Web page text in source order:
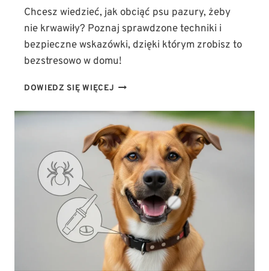
Chcesz wiedzieć, jak obciąć psu pazury, żeby
nie krwawiły? Poznaj sprawdzone techniki i
bezpieczne wskazówki, dzięki którym zrobisz to
bezstresowo w domu!
DOWIEDZ SIĘ WIĘCEJ JAK
OBCIĄĆ
PSU
PAZURY
W
DOMU,
ŻEBY
NIE
KRWAWIŁY?